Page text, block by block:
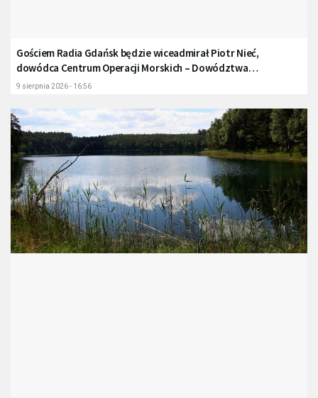
Gościem Radia Gdańsk będzie wiceadmirał Piotr Nieć,
dowódca Centrum Operacji Morskich – Dowództwa
Komponentu Morskiego
9 sierpnia 2026 - 16:56